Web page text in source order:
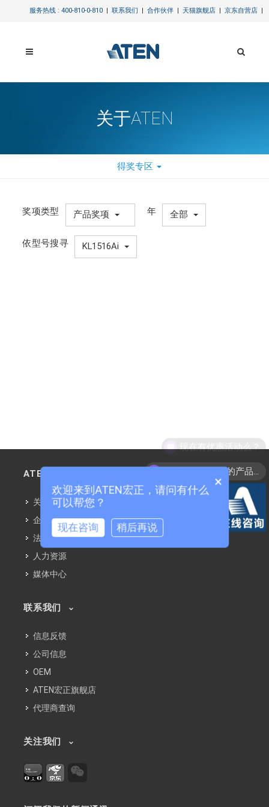
服务热线 : 400-810-0-810 | 联系我们 | 合作伙伴 | 天猫旗舰店 | 京东自营店 |
关于ATEN
得奖专区
奖项类型 产品奖项 年 全部
依型号搜寻 KL1516Ai
ATEN信息
关于ATEN
企业社会责任
法律声明
人力资源
媒体中心
联系我们
信息反馈
公司信息
OEM
ATEN宏正旗舰店
代理商查询
关注我们
×
欢迎来到ATEN宏正，请问有什么
可以帮您？
现在咨询 稍后再说